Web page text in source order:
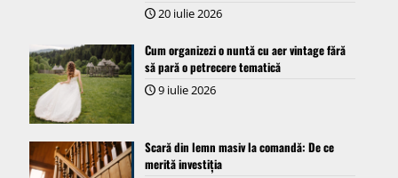
20 iulie 2026
Cum organizezi o nuntă cu aer vintage fără
să pară o petrecere tematică
9 iulie 2026
Scară din lemn masiv la comandă: De ce
merită investiția